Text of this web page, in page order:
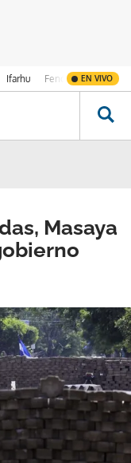
Ifarhu Fenómeno de El
EN VIVO
Masaya